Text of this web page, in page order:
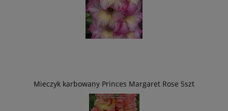
Mieczyk karbowany Princes Margaret Rose 5szt